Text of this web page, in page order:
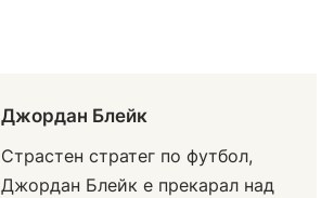
Джордан Блейк
Страстен стратег по футбол,
Джордан Блейк е прекарал над